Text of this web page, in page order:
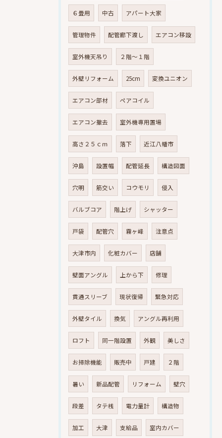
６畳用 中古 アパート大家
管理物件 配管廊下渡し エアコン移設
室外機天吊り ２階～１階
外壁リフォーム 25cm 変換ユニオン
エアコン部材 ペアコイル
エアコン撤去 室外機専用置場
高さ２５ｃｍ 落下 近江八幡市
沖島 設置幅 配管延長 構造図面
穴明 筋交い コウモリ 侵入
バルブコア 階上げ シャッター
戸袋 配管穴 霧ヶ峰 注意点
大津市内 化粧カバー 店舗
壁面アングル 上から下 修理
貫通スリーブ 現状復帰 緊急対応
外壁タイル 換気 アングル再利用
ロフト 同一階設置 外観 美しさ
お掃除機能 販売中 戸建 ２階
暑い 新品配管 リフォーム 壁穴
段差 タテ桟 電力量計 構造物
加工 大津 支給品 室内カバー